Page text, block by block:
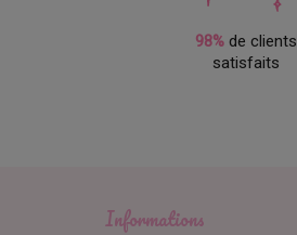
98% de clients
satisfaits
Informations